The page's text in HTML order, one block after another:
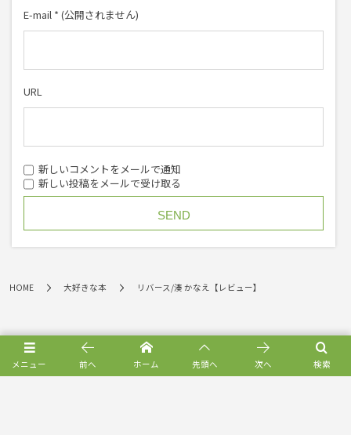
E-mail * (公開されません)
URL
新しいコメントをメールで通知
新しい投稿をメールで受け取る
HOME 大好きな本 リバース/湊 かなえ【レビュー】
メニュー 検索
前へ ホーム 先頭へ 次へ